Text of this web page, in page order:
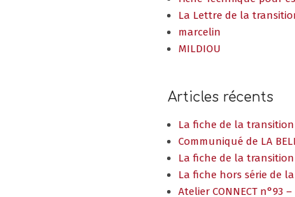
La Lettre de la
marcelin
MILDIOU
Articles récents
La fiche de la
Communiqué de LA
La fiche de la
La fiche hors série de
Atelier CONNECT n°93